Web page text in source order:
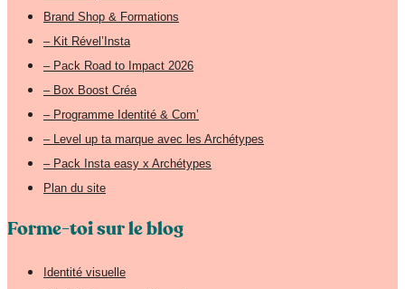
Brand Shop & Formations
– Kit Rével’Insta
– Pack Road to Impact 2026
– Box Boost Créa
– Programme Identité & Com’
– Level up ta marque avec les Archétypes
– Pack Insta easy x Archétypes
Plan du site
Forme-toi sur le blog
Identité visuelle